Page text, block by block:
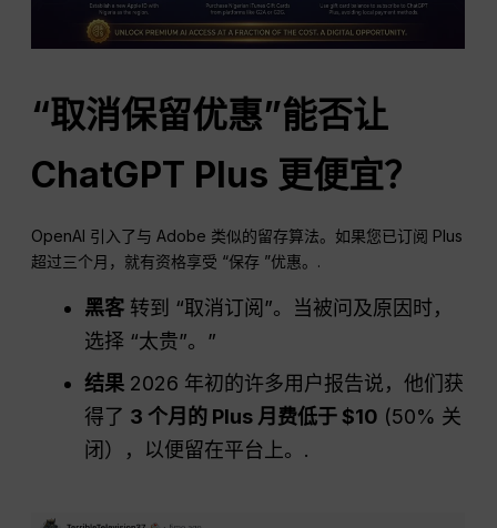
“取消保留优惠”能否让
ChatGPT Plus 更便宜？
OpenAI 引入了与 Adobe 类似的留存算法。如果您已订阅 Plus
超过三个月，就有资格享受 “保存 ”优惠。.
黑客 转到 “取消订阅”。当被问及原因时，
选择 “太贵”。”
结果 2026 年初的许多用户报告说，他们获
得了 3 个月的 Plus 月费低于 $10 (50% 关
闭），以便留在平台上。.